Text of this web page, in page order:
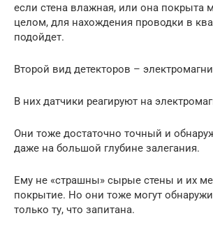
если стена влажная, или она покрыта
целом, для нахождения проводки в
подойдет.
Второй вид детекторов –
В них датчики реагируют на
Они тоже достаточно точный и
даже на большой глубине залегания.
Ему не «страшны» сырые стены и их
покрытие. Но они тоже могут
только ту, что запитана.